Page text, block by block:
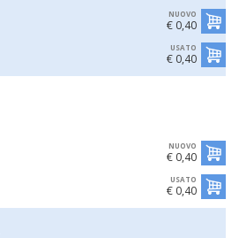
NUOVO
€ 0,40
USATO
€ 0,40
NUOVO
€ 0,40
USATO
€ 0,40